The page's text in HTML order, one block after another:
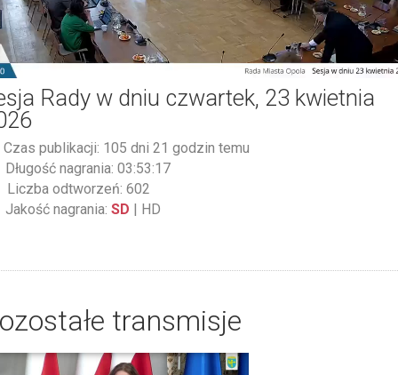
Video
Rady w dniu czwartek, 23 kwietnia
Czas publikacji: 105 dni 21 godzin temu
Długość nagrania: 03:53:17
Liczba odtworzeń: 602
Jakość nagrania: SD | HD
transmisje